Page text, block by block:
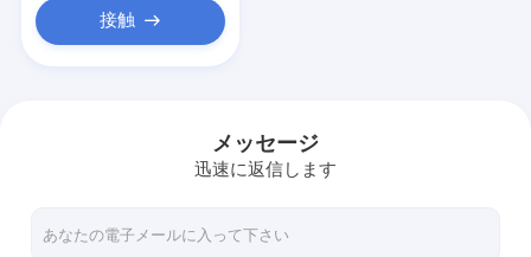
接触
メッセージ
迅速に返信します